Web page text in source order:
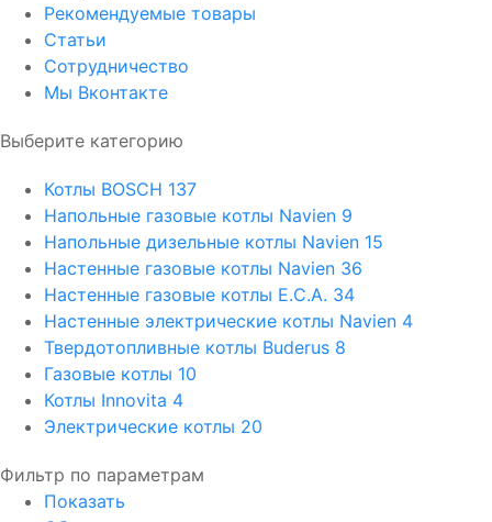
Рекомендуемые товары
Статьи
Сотрудничество
Мы Вконтакте
Выберите категорию
Котлы BOSCH 137
Напольные газовые котлы Navien 9
Напольные дизельные котлы Navien 15
Настенные газовые котлы Navien 36
Настенные газовые котлы E.C.A. 34
Настенные электрические котлы Navien 4
Твердотопливные котлы Buderus 8
Газовые котлы 10
Котлы Innovita 4
Электрические котлы 20
Фильтр по параметрам
Показать